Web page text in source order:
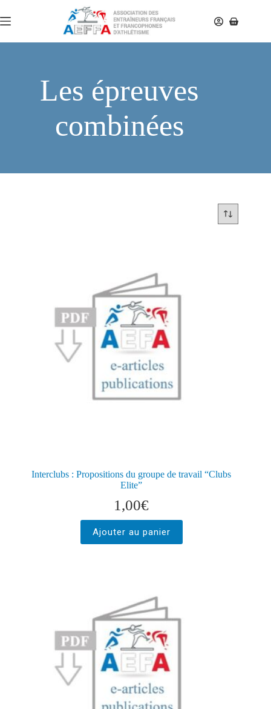
Les épreuves
combinées
Interclubs : Propositions du groupe de travail “Clubs
Elite”
1,00€
Ajouter au panier